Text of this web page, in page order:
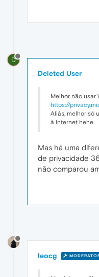
D
Deleted User
Melhor não usar
https://
Aliás, melhor só
à internet hehe.
Mas há uma
de privacidade
não comparou
leocg